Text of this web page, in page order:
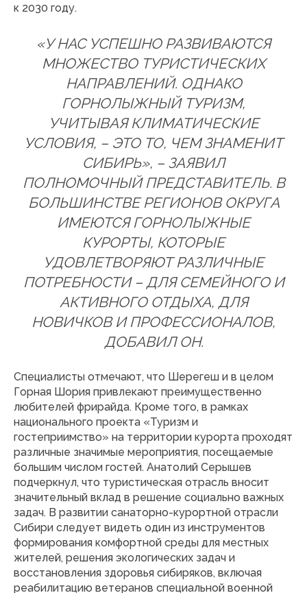
к 2030 году.
«У НАС УСПЕШНО РАЗВИВАЮТСЯ
МНОЖЕСТВО ТУРИСТИЧЕСКИХ
НАПРАВЛЕНИЙ. ОДНАКО
ГОРНОЛЫЖНЫЙ ТУРИЗМ,
УЧИТЫВАЯ КЛИМАТИЧЕСКИЕ
УСЛОВИЯ, – ЭТО ТО, ЧЕМ ЗНАМЕНИТ
СИБИРЬ», – ЗАЯВИЛ
ПОЛНОМОЧНЫЙ ПРЕДСТАВИТЕЛЬ. В
БОЛЬШИНСТВЕ РЕГИОНОВ ОКРУГА
ИМЕЮТСЯ ГОРНОЛЫЖНЫЕ
КУРОРТЫ, КОТОРЫЕ
УДОВЛЕТВОРЯЮТ РАЗЛИЧНЫЕ
ПОТРЕБНОСТИ – ДЛЯ СЕМЕЙНОГО И
АКТИВНОГО ОТДЫХА, ДЛЯ
НОВИЧКОВ И ПРОФЕССИОНАЛОВ,
ДОБАВИЛ ОН.
Специалисты отмечают, что Шерегеш и в целом
Горная Шория привлекают преимущественно
любителей фрирайда. Кроме того, в рамках
национального проекта «Туризм и
гостеприимство» на территории курорта проходят
различные значимые мероприятия, посещаемые
большим числом гостей. Анатолий Серышев
подчеркнул, что туристическая отрасль вносит
значительный вклад в решение социально важных
задач. В развитии санаторно-курортной отрасли
Сибири следует видеть один из инструментов
формирования комфортной среды для местных
жителей, решения экологических задач и
восстановления здоровья сибиряков, включая
реабилитацию ветеранов специальной военной